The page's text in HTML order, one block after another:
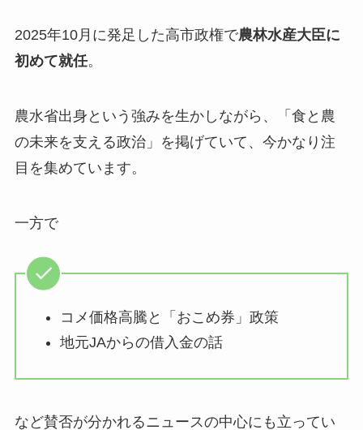
2025年10月に発足した高市政権で農林水産大臣に
初めて就任。
農水省出身という強みを生かしながら、「食と農
の未来を支える政治」を掲げていて、今かなり注
目を集めています。
一方で
コメ価格高騰と「おこめ券」政策
地元JAからの借入金の話
など賛否が分かれるニュースの中心にも立ってい